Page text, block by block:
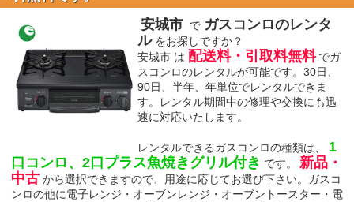
安城市 で ガスコンロのレンタ
ル をお探しですか？
安城市 は 配送料・引取料無料 でガ
スコンロのレンタルが可能です。30日、
90日、半年、年単位でレンタルできま
す。レンタル期間中の修理や交換にも迅
速に対応いたします。
レンタルできるガスコンロの種類は、
1
口コンロ、2口プラス魚焼きグリル付き です。
新品・
中古 から選択できますので、用途に応じてお選び下さい。ガスコ
ンロの他に電子レンジ・オーブンレンジ・オーブントースター・電